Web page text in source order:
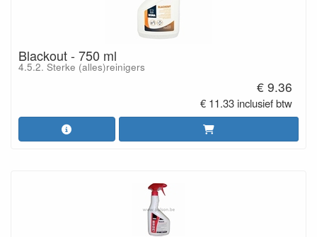
Blackout - 750 ml
4.5.2. Sterke (alles)reinigers
€ 9.36
€ 11.33 inclusief btw